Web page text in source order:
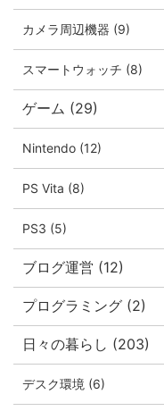
カメラ周辺機器 (9)
スマートウォッチ (8)
ゲーム (29)
Nintendo (12)
PS Vita (8)
PS3 (5)
ブログ運営 (12)
プログラミング (2)
日々の暮らし (203)
デスク環境 (6)